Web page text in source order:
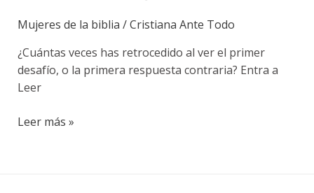
Mujeres de la biblia /Cristiana Ante Todo
¿Cuántas veces has retrocedido al ver el primer
desafío, o la primera respuesta contraria? Entra a
Leer
Leer más »